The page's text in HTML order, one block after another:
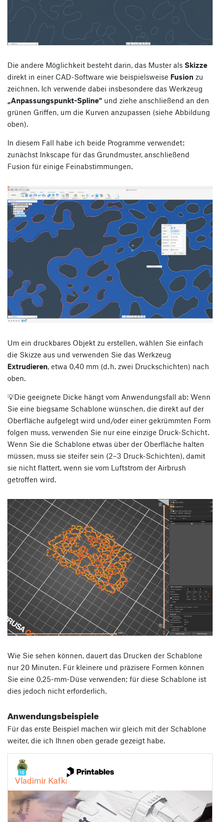
Die andere Möglichkeit besteht darin, das Muster als Skizze
direkt in einer CAD-Software wie beispielsweise Fusion zu
zeichnen. Ich verwende dabei insbesondere das Werkzeug
„Anpassungspunkt-Spline“ und ziehe anschließend an den
grünen Griffen, um die Kurven anzupassen (siehe Abbildung
oben).
In diesem Fall habe ich beide Programme verwendet:
zunächst Inkscape für das Grundmuster, anschließend
Fusion für einige Feinabstimmungen.
Um ein druckbares Objekt zu erstellen, wählen Sie einfach
die Skizze aus und verwenden Sie das Werkzeug
Extrudieren, etwa 0,40 mm (d. h. zwei Druckschichten) nach
oben.
💡Die geeignete Dicke hängt vom Anwendungsfall ab: Wenn
Sie eine biegsame Schablone wünschen, die direkt auf der
Oberfläche aufgelegt wird und/oder einer gekrümmten Form
folgen muss, verwenden Sie nur eine einzige Druck-Schicht.
Wenn Sie die Schablone etwas über der Oberfläche halten
müssen, muss sie steifer sein (2–3 Druck-Schichten), damit
sie nicht flattert, wenn sie vom Luftstrom der Airbrush
getroffen wird.
Wie Sie sehen können, dauert das Drucken der Schablone
nur 20 Minuten. Für kleinere und präzisere Formen können
Sie eine 0,25-mm-Düse verwenden; für diese Schablone ist
dies jedoch nicht erforderlich.
Anwendungsbeispiele
Für das erste Beispiel machen wir gleich mit der Schablone
weiter, die ich Ihnen oben gerade gezeigt habe.